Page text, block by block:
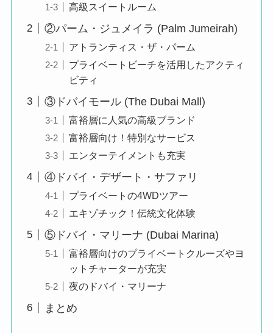
高級スイートルーム
②パーム・ジュメイラ (Palm Jumeirah)
アトランティス・ザ・パーム
プライベートビーチを活用したアクティ
ビティ
③ドバイモール (The Dubai Mall)
富裕層に人気の高級ブランド
富裕層向け！特別なサービス
エンターテイメントも充実
④ドバイ・デザート・サファリ
プライベートの4WDツアー
エキゾチック！伝統文化体験
⑤ドバイ・マリーナ (Dubai Marina)
富裕層向けのプライベートクルーズやヨ
ットチャーターが充実
夜のドバイ・マリーナ
まとめ